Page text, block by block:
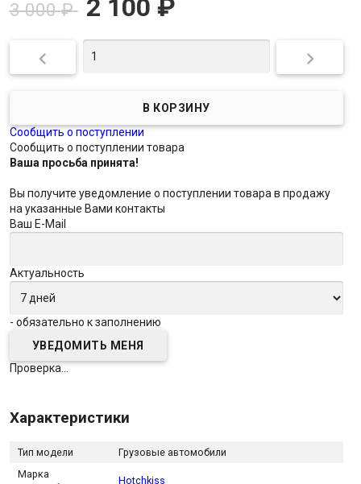
3 000₽ 2 100 ₽
 
Сообщить о поступлении
Сообщить о поступлении товара
Ваша просьба принята!
Вы получите уведомление о поступлении товара в продажу
на указанные Вами контакты
Ваш E-Mail
Актуальность
- обязательно к заполнению
Проверка...
Характеристики
Тип модели
Грузовые автомобили
Марка
Hotchkiss